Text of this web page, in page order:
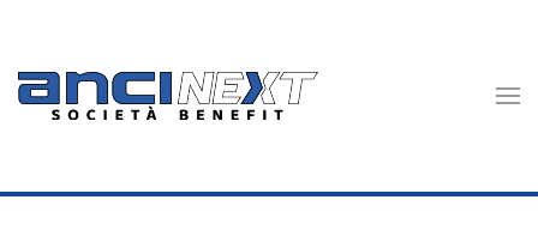
Skip to main content